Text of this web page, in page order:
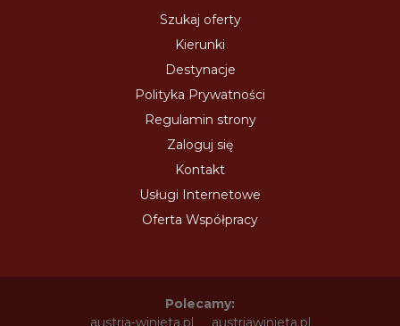
Szukaj oferty
Kierunki
Destynacje
Polityka Prywatności
Regulamin strony
Zaloguj się
Kontakt
Usługi Internetowe
Oferta Współpracy
Polecamy:
austria-winieta.pl
austriawinieta.pl